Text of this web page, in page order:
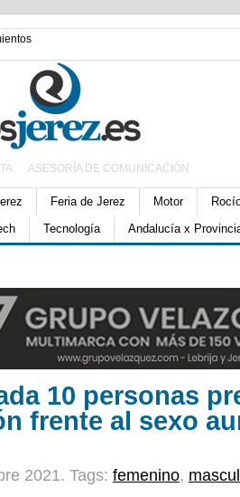
ASESORÍA DE COMUNICACIÓN
Feria de Jerez Motor
Tecnología Andalucía x
10 personas
frente al sexo
2021. Tags: femenino,